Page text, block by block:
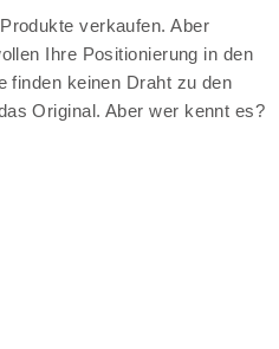
verkaufen. Aber
Ihre Positionierung in den
finden keinen Draht zu den
Original. Aber wer kennt es?